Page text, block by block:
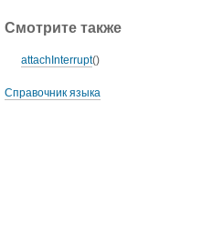
Смотрите также
attachInterrupt()
Справочник языка